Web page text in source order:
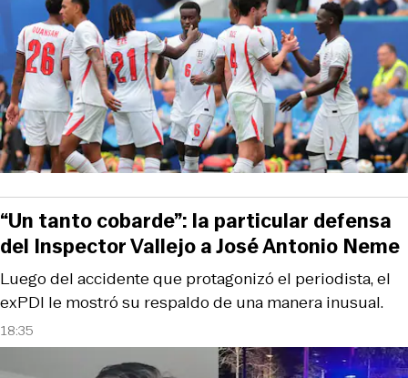
18:35
Luego del accidente que protagonizó el periodista, el
exPDI le mostró su respaldo de una manera inusual.
“Un tanto cobarde”: la particular defensa
del Inspector Vallejo a José Antonio Neme